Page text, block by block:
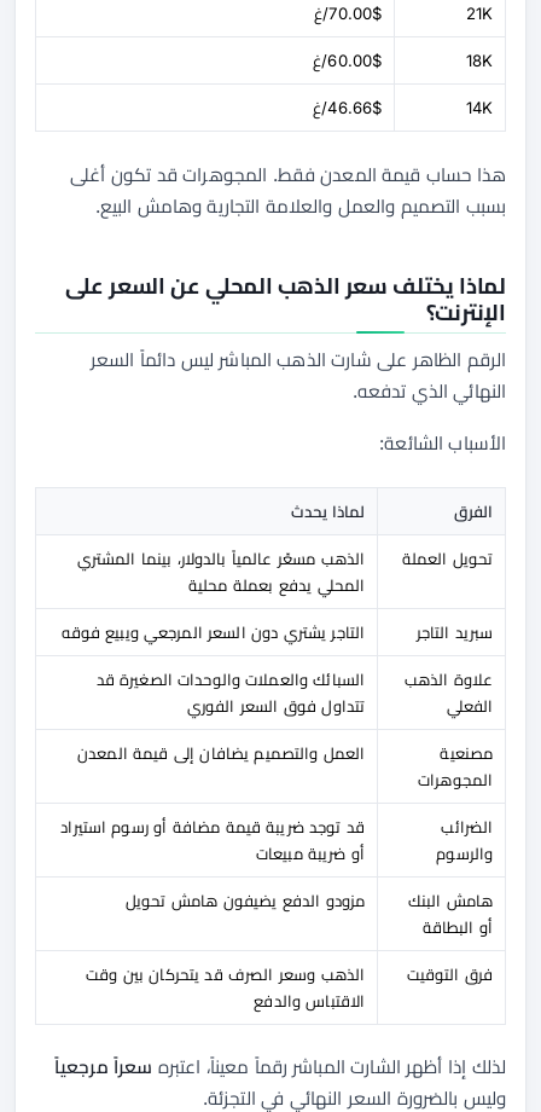
21K 70.00$/غ
18K 60.00$/غ
14K 46.66$/غ
هذا حساب قيمة المعدن فقط. المجوهرات قد تكون أغلى
بسبب التصميم والعمل والعلامة التجارية وهامش البيع.
لماذا يختلف سعر الذهب المحلي عن السعر على
الإنترنت؟
الرقم الظاهر على شارت الذهب المباشر ليس دائماً السعر
النهائي الذي تدفعه.
الأسباب الشائعة:
الفرق لماذا يحدث
تحويل العملة
الذهب مسعّر عالمياً بالدولار، بينما المشتري
المحلي يدفع بعملة محلية
سبريد التاجر التاجر يشتري دون السعر المرجعي ويبيع فوقه
علاوة الذهب
الفعلي
السبائك والعملات والوحدات الصغيرة قد
تتداول فوق السعر الفوري
مصنعية
المجوهرات
العمل والتصميم يضافان إلى قيمة المعدن
الضرائب
والرسوم
قد توجد ضريبة قيمة مضافة أو رسوم استيراد
أو ضريبة مبيعات
هامش البنك
أو البطاقة
مزودو الدفع يضيفون هامش تحويل
فرق التوقيت
الذهب وسعر الصرف قد يتحركان بين وقت
الاقتباس والدفع
لذلك إذا أظهر الشارت المباشر رقماً معيناً، اعتبره سعراً مرجعياً
وليس بالضرورة السعر النهائي في التجزئة.